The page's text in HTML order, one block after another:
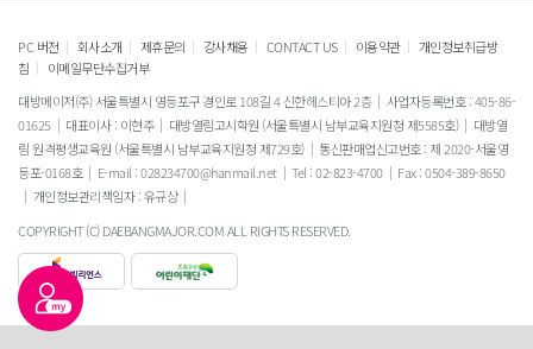
PC 버전 | 회사소개 | 제휴문의 | 강사채용 | CONTACT US | 이용약관 | 개인정보취급방
침 | 이메일무단수집거부
대방메이저(주) 서울특별시 영등포구 경인로 108길 4 신한헤스티아 2층
사업자등록번호 : 405-86-
01625
대표이사 : 이현주 대방열림고시학원 (서울특별시 남부교육지원청 제5585호)
대방열
림 원격평생교육원 (서울특별시 남부교육지원청 제729호)
통신판매업신고번호 : 제 2020-서울영
등포-0168호
E-mail : 028234700@hanmail.net Tel : 02-823-4700
Fax : 0504-389-8650
개인정보관리책임자 : 유규상
COPYRIGHT (C) DAEBANGMAJOR.COM ALL RIGHTS RESERVED.